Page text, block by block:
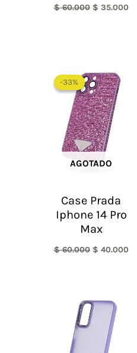
$60.000 $ 35.000
-33%
AGOTADO
-33%
Case Prada
Iphone 14 Pro
Max
$60.000
precio
original
era:
$ 60.000.
$ 40.000